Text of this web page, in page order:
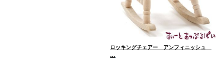
ロッキングチェアー アンフィニッシュ
…